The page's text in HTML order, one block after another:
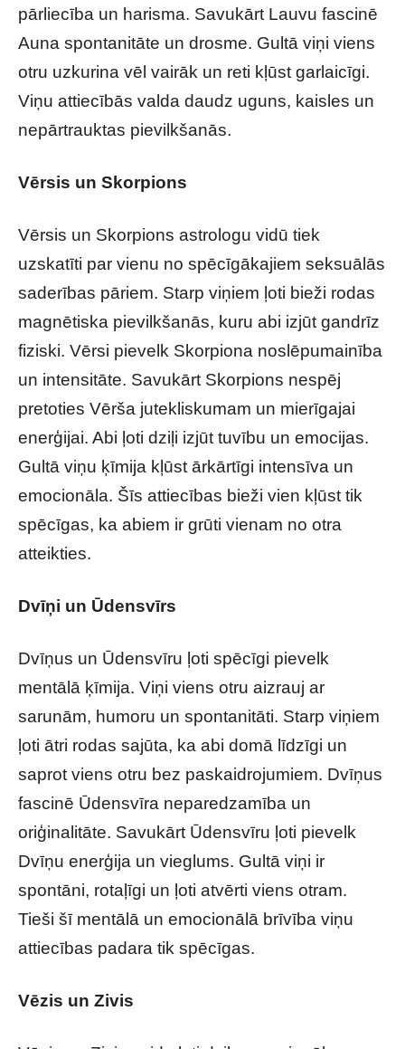
pārliecība un harisma. Savukārt Lauvu fascinē
Auna spontanitāte un drosme. Gultā viņi viens
otru uzkurina vēl vairāk un reti kļūst garlaicīgi.
Viņu attiecībās valda daudz uguns, kaisles un
nepārtrauktas pievilkšanās.
Vērsis un Skorpions
Vērsis un Skorpions astrologu vidū tiek
uzskatīti par vienu no spēcīgākajiem seksuālās
saderības pāriem. Starp viņiem ļoti bieži rodas
magnētiska pievilkšanās, kuru abi izjūt gandrīz
fiziski. Vērsi pievelk Skorpiona noslēpumainība
un intensitāte. Savukārt Skorpions nespēj
pretoties Vērša jutekliskumam un mierīgajai
enerģijai. Abi ļoti dziļi izjūt tuvību un emocijas.
Gultā viņu ķīmija kļūst ārkārtīgi intensīva un
emocionāla. Šīs attiecības bieži vien kļūst tik
spēcīgas, ka abiem ir grūti vienam no otra
atteikties.
Dvīņi un Ūdensvīrs
Dvīņus un Ūdensvīru ļoti spēcīgi pievelk
mentālā ķīmija. Viņi viens otru aizrauj ar
sarunām, humoru un spontanitāti. Starp viņiem
ļoti ātri rodas sajūta, ka abi domā līdzīgi un
saprot viens otru bez paskaidrojumiem. Dvīņus
fascinē Ūdensvīra neparedzamība un
oriģinalitāte. Savukārt Ūdensvīru ļoti pievelk
Dvīņu enerģija un vieglums. Gultā viņi ir
spontāni, rotaļīgi un ļoti atvērti viens otram.
Tieši šī mentālā un emocionālā brīvība viņu
attiecības padara tik spēcīgas.
Vēzis un Zivis